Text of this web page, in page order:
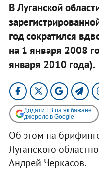
В Луганской
год сократился
на 1 января 2008
января 2010 года).
Додати LB.ua як бажане
джерело в Google
Об этом на
Луганского
Андрей Черкасов.